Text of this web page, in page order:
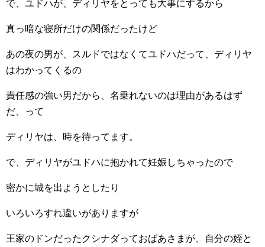
で、ユドハが、ディリヤをとっても大事にするから
真っ暗な寝所だけの関係だったけど
あの夜の男が、スルドではなくてユドハだって、ディリヤ
はわかってくるの
責任感の強い男だから、名乗れないのは理由があるはず
だ、って
ディリヤは、時を待ってます。
で、ディリヤがユドハに抱かれて妊娠しちゃったので
密かに城を出ようとしたり
いろいろすれ違いがありますが
王家のドンだったクシナダっておばあさまが、自分の姪と